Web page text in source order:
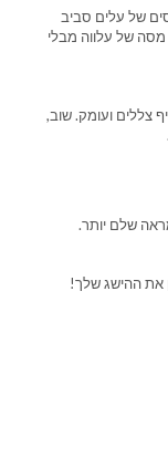
של עלים סביב
של עלווה מבלי
צללים ועומק. שוב,
שלם יותר.
את ההישג שלך!